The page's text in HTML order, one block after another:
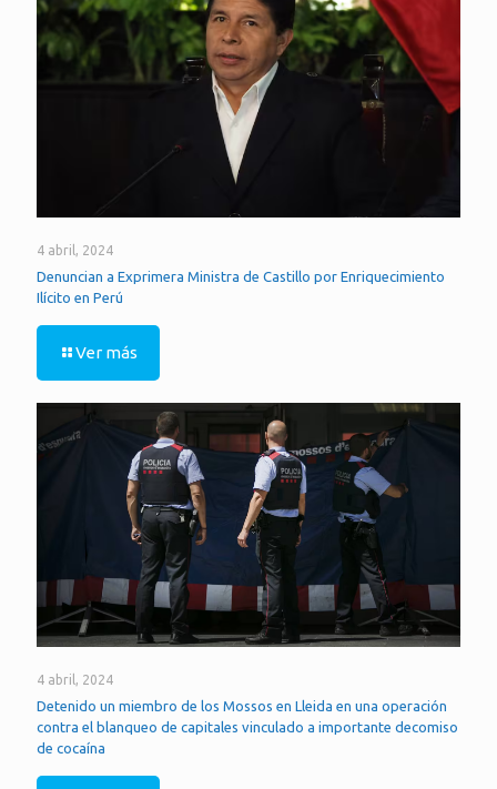
4 abril, 2024
Denuncian a Exprimera Ministra de Castillo por Enriquecimiento
Ilícito en Perú
Ver más
4 abril, 2024
Detenido un miembro de los Mossos en Lleida en una operación
contra el blanqueo de capitales vinculado a importante decomiso
de cocaína